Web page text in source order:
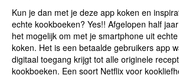
Kun je dan met je deze app koken en
echte kookboeken? Yes!! Afgelopen half
het mogelijk om met je smartphone uit
koken. Het is een betaalde gebruikers app
digitaal toegang krijgt tot alle originele
kookboeken. Een soort Netflix voor